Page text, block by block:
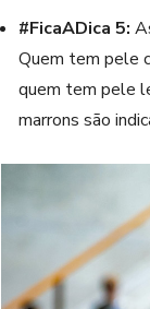
#FicaADica 5:
Quem tem pele
quem tem pele
marrons são